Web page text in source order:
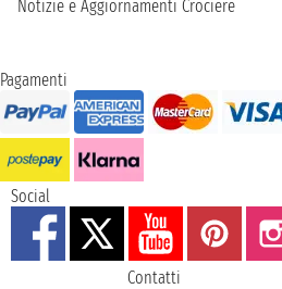
Notizie e Aggiornamenti Crociere
Pagamenti
Social
Contatti